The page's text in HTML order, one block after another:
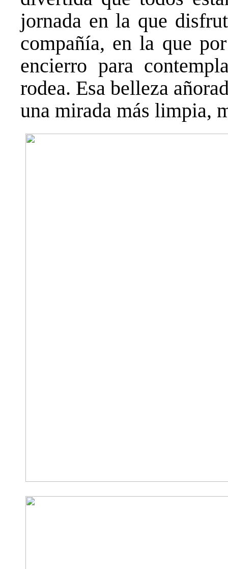
jornada en la que
compañía, en la que
encierro para
rodea. Esa belleza
una mirada más limpia,